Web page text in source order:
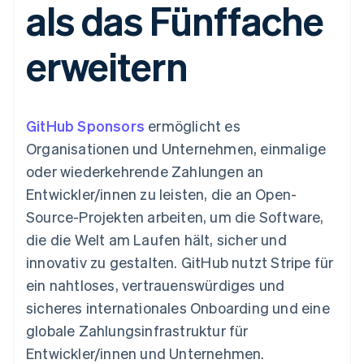
Zugriff auf mehr als
125
Zahlungen vor Ort
Authorization
Autorisierungsraten
Beschleunigter
Bezahlvorgang
Connections
Verbundene
Finanzdaten
Datensynchronisierung
Product roadmap
Ausblick
Radar
Geldmanagement
Plattformen
SaaS
KI-Unternehmen
Creator Economy
Gaming
Bewirtung, Reisen und
Freizeit
Versicherungen
Unterhaltung
Gemeinnützige
Organisationen
Fachdienstleistungen
Öffentlicher Sektor
Einzelhandel
Marktplatz auf
Grundlagen der
Abonnementverwaltung
So setzen Sie
nutzungsbasierte
Karten ausgeben: So
geht´s
Bereitstellung und
Verwaltung von
Diensten mit Agenten
App-Integrationen
Code-Beispiele
Entwickler-Blog
API-Status
Produkt-Roadmap
Stripe Sessions
Karriere
Newsroom
Stripe Press
Kontakt
Sales-Team
kontaktieren
Partner werden
als das Fünffache
erweitern
GitHub Sponsors ermöglicht es
Organisationen und Unternehmen, einmalige
oder wiederkehrende Zahlungen an
Entwickler/innen zu leisten, die an Open-
Source-Projekten arbeiten, um die Software,
die die Welt am Laufen hält, sicher und
innovativ zu gestalten. GitHub nutzt Stripe für
ein nahtloses, vertrauenswürdiges und
sicheres internationales Onboarding und eine
globale Zahlungsinfrastruktur für
Entwickler/innen und Unternehmen.